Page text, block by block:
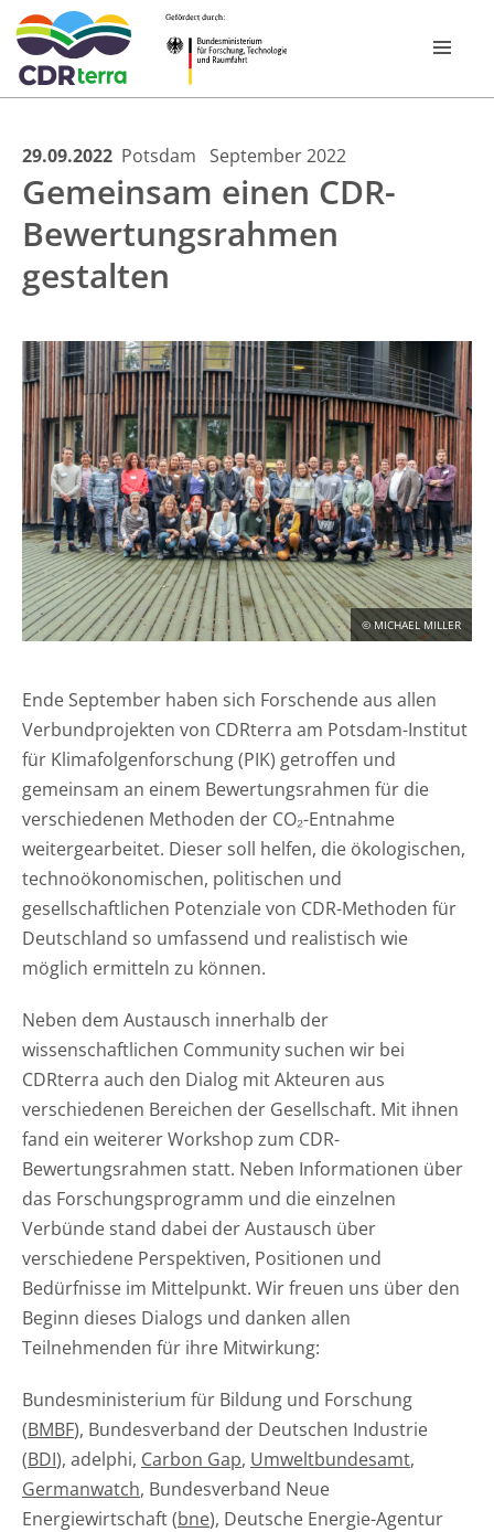
SkipFOR­SCHUNGS­PROGRAMM
VERBÜNDE
CDR EXPERIENCE TOUR BAYERN 2026
PUBLIKATIONEN
NEWSROOM
KONTAKT
DEUTSCH ENGLISH
29.09.2022 Potsdam September 2022
Gemeinsam einen CDR-
Bewertungsrahmen
gestalten
© MICHAEL MILLER
Ende September haben sich Forschende aus allen
Verbundprojekten von CDRterra am Potsdam-Institut
für Klimafolgenforschung (PIK) getroffen und
gemeinsam an einem Bewertungsrahmen für die
verschiedenen Methoden der CO₂-Entnahme
weitergearbeitet. Dieser soll helfen, die ökologischen,
technoökonomischen, politischen und
gesellschaftlichen Potenziale von CDR-Methoden für
Deutschland so umfassend und realistisch wie
möglich ermitteln zu können.
Neben dem Austausch innerhalb der
wissenschaftlichen Community suchen wir bei
CDRterra auch den Dialog mit Akteuren aus
verschiedenen Bereichen der Gesellschaft. Mit ihnen
fand ein weiterer Workshop zum CDR-
Bewertungsrahmen statt. Neben Informationen über
das Forschungsprogramm und die einzelnen
Verbünde stand dabei der Austausch über
verschiedene Perspektiven, Positionen und
Bedürfnisse im Mittelpunkt. Wir freuen uns über den
Beginn dieses Dialogs und danken allen
Teilnehmenden für ihre Mitwirkung:
Bundesministerium für Bildung und Forschung
(BMBF), Bundesverband der Deutschen Industrie
(BDI), adelphi, Carbon Gap, Umweltbundesamt,
Germanwatch, Bundesverband Neue
Energiewirtschaft (bne), Deutsche Energie-Agentur